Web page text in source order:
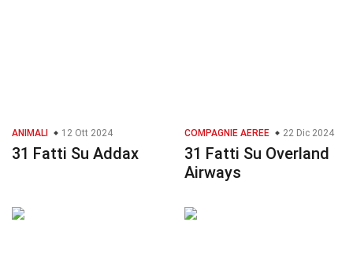
ANIMALI 12 Ott 2024
31 Fatti Su Addax
COMPAGNIE AEREE 22 Dic 2024
31 Fatti Su Overland
Airways